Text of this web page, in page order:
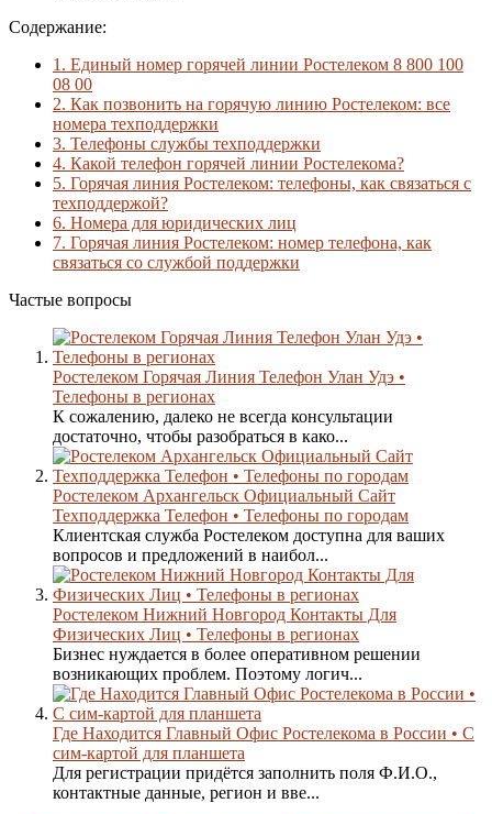
Содержание:
1. Единый номер горячей линии Ростелеком 8 800 100
08 00
2. Как позвонить на горячую линию Ростелеком: все
номера техподдержки
3. Телефоны службы техподдержки
4. Какой телефон горячей линии Ростелекома?
5. Горячая линия Ростелеком: телефоны, как связаться с
техподдержой?
6. Номера для юридических лиц
7. Горячая линия Ростелеком: номер телефона, как
связаться со службой поддержки
Частые вопросы
Ростелеком Горячая Линия Телефон Улан Удэ •
Телефоны в регионах
К сожалению, далеко не всегда консультации
достаточно, чтобы разобраться в како...
Ростелеком Архангельск Официальный Сайт
Техподдержка Телефон • Телефоны по городам
Клиентская служба Ростелеком доступна для ваших
вопросов и предложений в наибол...
Ростелеком Нижний Новгород Контакты Для
Физических Лиц • Телефоны в регионах
Бизнес нуждается в более оперативном решении
возникающих проблем. Поэтому логич...
Где Находится Главный Офис Ростелекома в России • С
сим-картой для планшета
Для регистрации придётся заполнить поля Ф.И.О.,
контактные данные, регион и вве...